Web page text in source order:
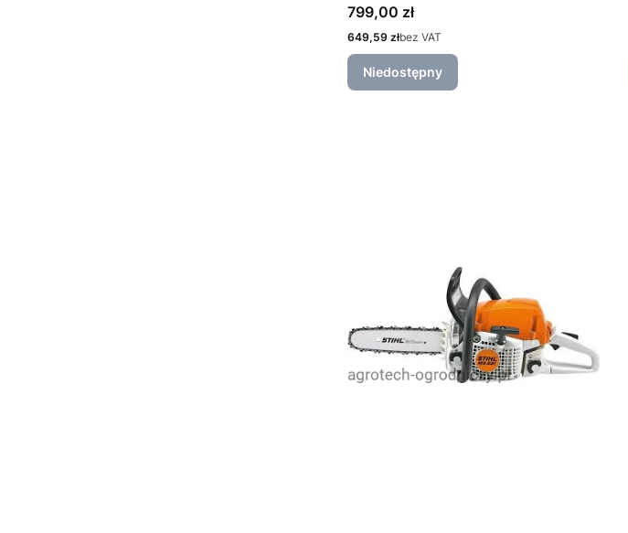
Cena
799,00 zł
Cena
649,59 złbez VAT
Niedostępny